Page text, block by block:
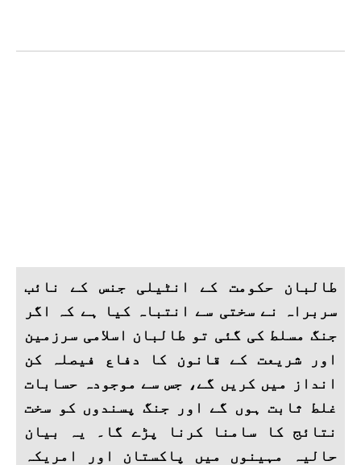
طالبان حکومت کے انٹیلی جنس کے نائب
سربراہ نے سختی سے انتباہ کیا ہے کہ اگر
جنگ مسلط کی گئی تو طالبان اسلامی سرزمین
اور شریعت کے قانون کا دفاع فیصلہ کن
انداز میں کریں گے، جس سے موجودہ حسابات
غلط ثابت ہوں گے اور جنگ پسندوں کو سخت
نتائج کا سامنا کرنا پڑے گا۔ یہ بیان
حالیہ مہینوں میں پاکستان اور امریکہ